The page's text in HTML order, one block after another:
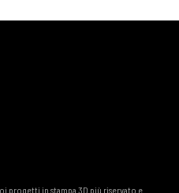
progetti in stampa 3D più riservato e